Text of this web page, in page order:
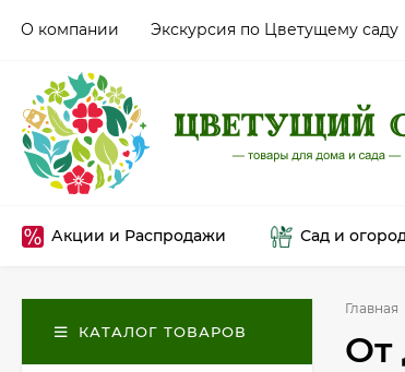
О компании Экскурсия по Цветущему саду
Акции и Распродажи Сад и
Главная
От
КАТАЛОГ ТОВАРОВ